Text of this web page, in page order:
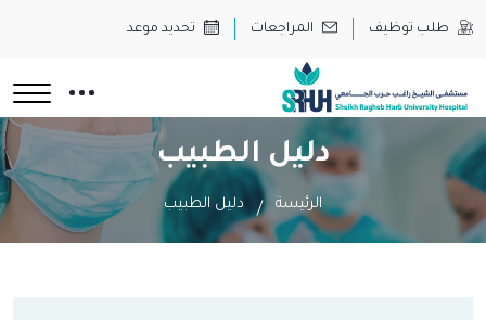
طلب توظيف المراجعات تحديد موعد
دليل الطبيب
الرئيسة دليل الطبيب